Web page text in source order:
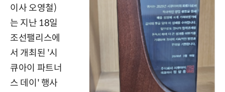
이사 오영철)
는 지난 18일
조선팰리스에
서 개최된 '시
큐아이 파트너
스 데이' 행사